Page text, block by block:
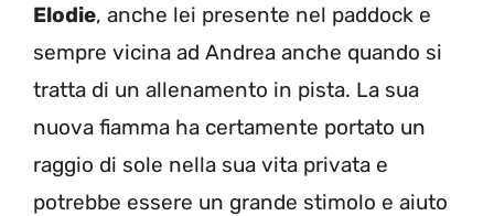
Elodie, anche lei presente nel paddock e
sempre vicina ad Andrea anche quando si
tratta di un allenamento in pista. La sua
nuova fiamma ha certamente portato un
raggio di sole nella sua vita privata e
potrebbe essere un grande stimolo e aiuto